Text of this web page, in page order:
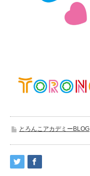
とろんこアカデミーBLOG